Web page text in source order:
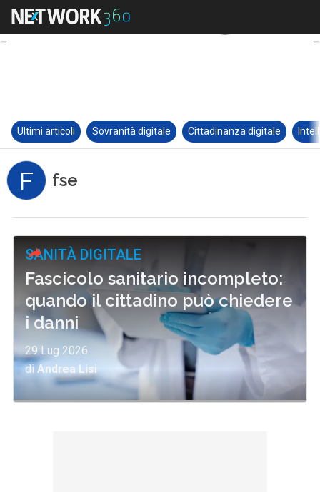
Ultimi articoli Sovranità digitale Cittadinanza digitale
F fse
SANITÀ DIGITALE
Fascicolo sanitario incompleto:
quando il cittadino può chiedere
i danni
29 Lug 2026
diAndrea Lisi